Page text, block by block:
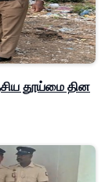
தூய்மை தின